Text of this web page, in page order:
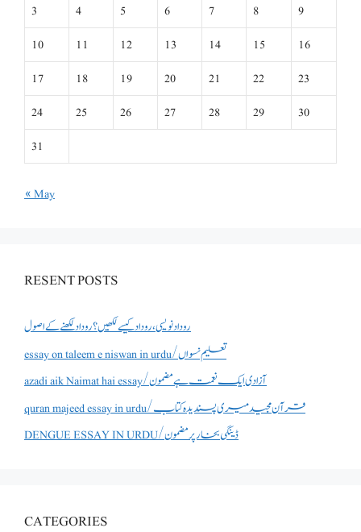
3
4 5 6 7 8
9
10
11 12 13 14 15
16
17
18 19 20 21 22
23
24
25 26 27 28 29
30
31
« May
RESENT POSTS
روداد نویسی ،روداد کیسے لکھیں؟ روداد لکھنے کے اصول
essay on taleem e niswan in urdu/تعلیم نسواں
azadi aik Naimat hai essay/آزادی ایک نعمت ہے مضمون
quran majeed essay in urdu/قرآن مجید میری پسندیدہ کتاب
DENGUE ESSAY IN URDU/ڈینگی بخار پر مضمون
CATEGORIES